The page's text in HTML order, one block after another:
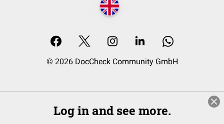
© 2026 DocCheck Community GmbH
Log in and see more.